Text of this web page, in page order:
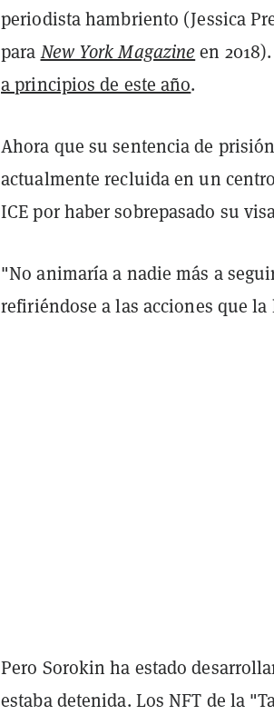
periodista hambriento (Jessica
paraNew York Magazineen
a principios de este año.
Ahora que su sentencia de
actualmente recluida en un
ICE por haber sobrepasado su
"No animaría a nadie más a
refiriéndose a las acciones que
Pero Sorokin ha estado
estaba detenida. Los NFT de la